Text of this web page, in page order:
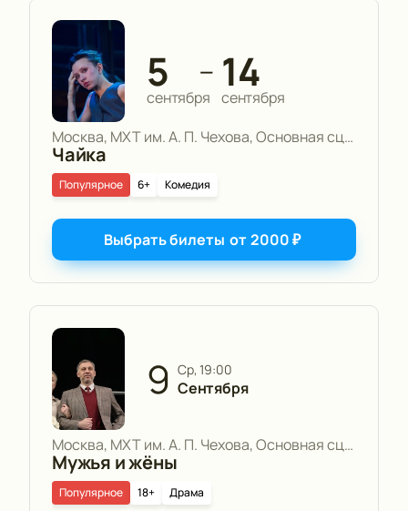
5
сентября
— 14
сентября
Москва, МХТ им. А. П. Чехова, Основная сцена
Чайка
6+ Комедия
Популярное
Выбрать билеты от2000₽
9 ср, 19:00
Сентября
Москва, МХТ им. А. П. Чехова, Основная сцена
Мужья и жёны
18+ Драма
Популярное